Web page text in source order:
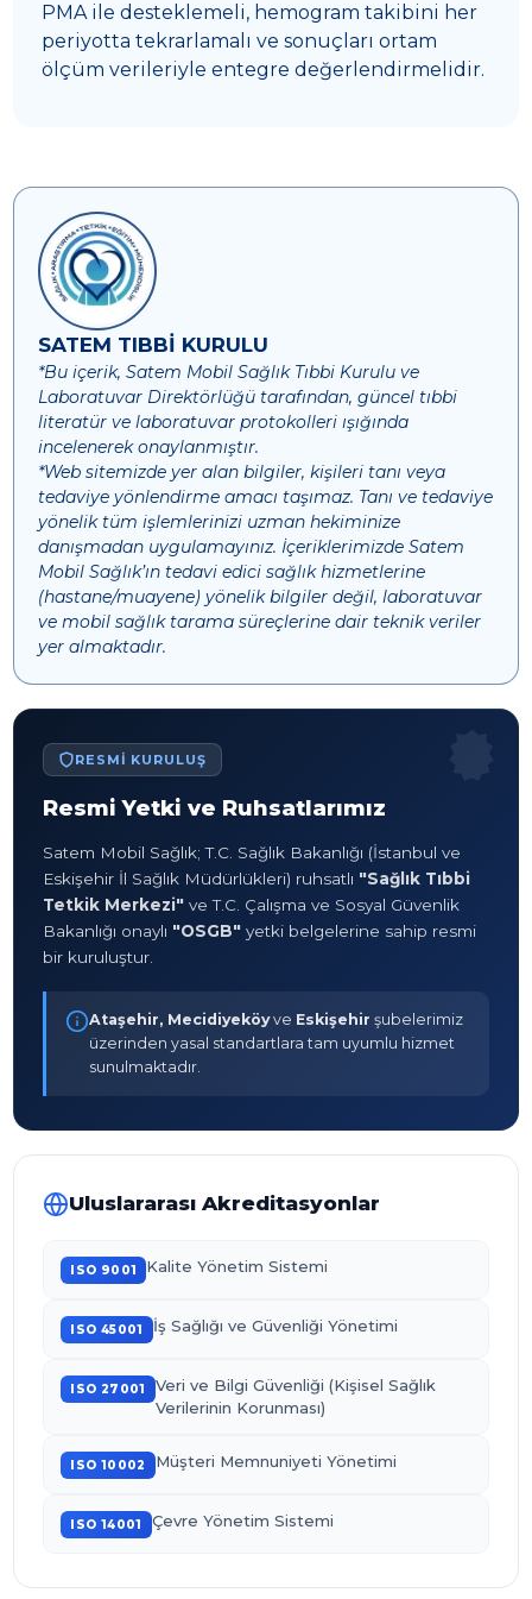
PMA ile desteklemeli, hemogram takibini her
periyotta tekrarlamalı ve sonuçları ortam
ölçüm verileriyle entegre değerlendirmelidir.
SATEM TIBBİ KURULU
*Bu içerik, Satem Mobil Sağlık Tıbbi Kurulu ve
Laboratuvar Direktörlüğü tarafından, güncel tıbbi
literatür ve laboratuvar protokolleri ışığında
incelenerek onaylanmıştır.
*Web sitemizde yer alan bilgiler, kişileri tanı veya
tedaviye yönlendirme amacı taşımaz. Tanı ve tedaviye
yönelik tüm işlemlerinizi uzman hekiminize
danışmadan uygulamayınız. İçeriklerimizde Satem
Mobil Sağlık’ın tedavi edici sağlık hizmetlerine
(hastane/muayene) yönelik bilgiler değil, laboratuvar
ve mobil sağlık tarama süreçlerine dair teknik veriler
yer almaktadır.
RESMI KURULUŞ
Resmi Yetki ve Ruhsatlarımız
Satem Mobil Sağlık; T.C. Sağlık Bakanlığı (İstanbul ve
Eskişehir İl Sağlık Müdürlükleri) ruhsatlı "Sağlık Tıbbi
Tetkik Merkezi" ve T.C. Çalışma ve Sosyal Güvenlik
Bakanlığı onaylı "OSGB" yetki belgelerine sahip resmi
bir kuruluştur.
Ataşehir, Mecidiyeköyve Eskişehir şubelerimiz
üzerinden yasal standartlara tam uyumlu hizmet
sunulmaktadır.
Uluslararası Akreditasyonlar
ISO 9001 Kalite Yönetim Sistemi
ISO 45001 İş Sağlığı ve Güvenliği Yönetimi
ISO 27001
Veri ve Bilgi Güvenliği (Kişisel Sağlık
Verilerinin Korunması)
ISO 10002 Müşteri Memnuniyeti Yönetimi
ISO 14001 Çevre Yönetim Sistemi